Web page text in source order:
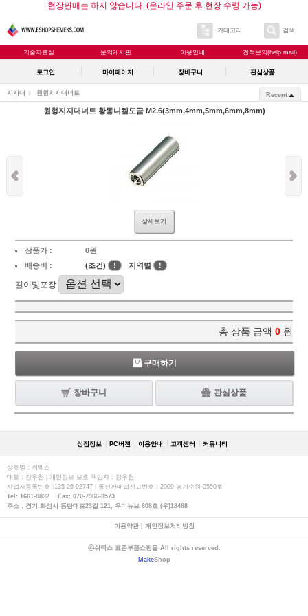
현장판매는 하지 않습니다. (온라인 주문 후 현장 수령 가능)
카테고리 검색
기술자료실 문의게시판 이용안내 견적문의(help mail)
로그인 마이페이지 장바구니 관심상품
지지대 원형지지대너트 Recent
원형지지대너트 황동니켈도금 M2.6(3mm,4mm,5mm,6mm,8mm)
상세보기
상품가 :
0원
배송비 :
(조건) ! 지역별 !
길이및포장
총 상품 금액 0 원
구매하기
장바구니 관심상품
상점정보 PC버젼 이용안내 고객센터 커뮤니티
상호명 : 쉬멕스
대표 : 장우천 | 개인정보 보호 책임자 : 장우천
사업자등록번호 :135-26-92747 | 통신판매업신고번호 : 2009-경기수원-0550호
Tel: 1661-8832 Fax: 070-7966-3573
주소 : 경기 화성시 동탄대로23길 121, 우미뉴브 608호 (우)18468
이용약관| 개인정보처리방침
ⓒ쉬멕스 표준부품쇼핑몰 All rights reserved.
MakeShop